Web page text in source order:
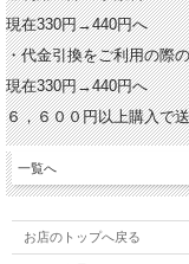
現在330円→440円へ
・代金引換をご利用の際
現在330円→440円へ
６，６００円以上購入で
一覧へ
お店のトップへ戻る